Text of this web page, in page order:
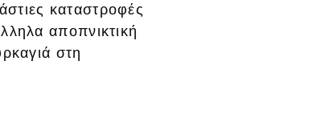
καταστροφές
αποπνικτική
στη